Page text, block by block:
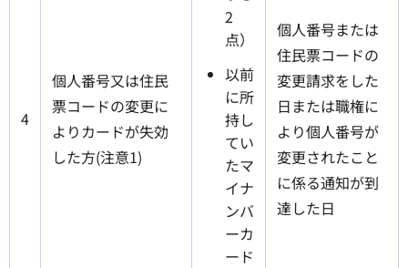
4
個人番号又は住民
票コードの変更に
よりカードが失効
した方(注意1)
2
点）
以前
に所
持し
てい
たマ
イナ
ンバ
ーカ
ード
個人番号または
住民票コードの
変更請求をした
日または職権に
より個人番号が
変更されたこと
に係る通知が到
達した日